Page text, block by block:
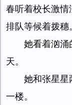
春听着校长激情
排队等候着拨穗
她看着汹涌
天。
她和张星星
一楼。